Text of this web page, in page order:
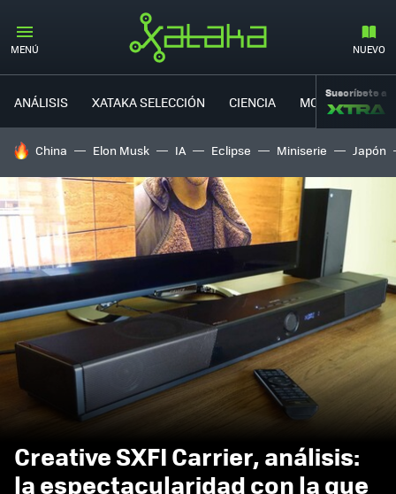
MENÚ NUEVO
ANÁLISIS XATAKA SELECCIÓN CIENCIA MOVILIDAD
Suscríbete a
HOY SE HABLA DE
China Elon Musk IA Eclipse Miniserie Japón
Creative SXFI Carrier, análisis:
la espectacularidad con la que